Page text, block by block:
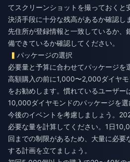
てスクリーンショットを撮っておくと
決済手段に十分な残高があるか確認し
先住所が登録情報と一致しているか、
備できているか確認してください。
パッケージの選択
必要量と予算に合わせてパッケージを
高額購入の前に1,000〜2,000ダイヤ
をお勧めします。慣れているユーザー
10,000ダイヤモンドのパッケージを選
今後のイベントを考慮しましょう。
必要な量を計算してください。1日
回までの制限があるため、大量に必要
する計画を立てましょう。